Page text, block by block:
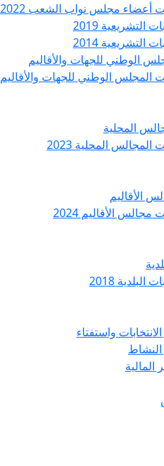
أعضاء مجلس نواب الشعب 2022
التشريعية 2019
التشريعية 2014
الوطني للجهات والأقاليم
المجلس الوطني للجهات والأقاليم 2024
المحلية
المجالس المحلية 2023
الأقاليم
مجالس الأقاليم 2024
البلدية 2018
واستفتاء
النشاط
المالية